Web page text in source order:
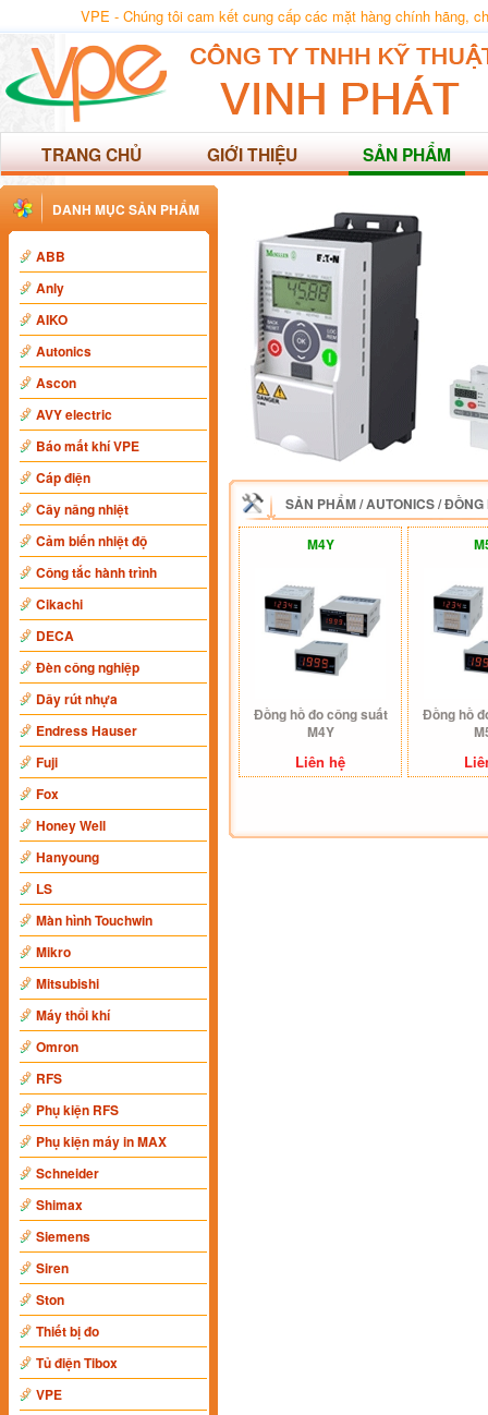
VPE - Chúng tôi cam kết cung cấp các mặt hàng chính hãng,
TRANG CHỦ GIỚI THIỆU SẢN PHẨM
DANH MỤC SẢN PHẨM
ABB
Anly
AIKO
Autonics
Ascon
AVY electric
Báo mất khí VPE
Cáp điện
Cây nâng nhiệt
Cảm biến nhiệt độ
Công tắc hành trình
Cikachi
DECA
Đèn công nghiệp
Dây rút nhựa
Endress Hauser
Fuji
Fox
Honey Well
Hanyoung
LS
Màn hình Touchwin
Mikro
Mitsubishi
Máy thổi khí
Omron
RFS
Phụ kiện RFS
Phụ kiện máy in MAX
Schneider
Shimax
Siemens
Siren
Ston
Thiết bị đo
Tủ điện Tibox
VPE
SẢN PHẨM/AUTONICS/ĐỒNG
M4Y
Đồng hồ đo công suất
M4Y
Liên hệ
Đồng hồ